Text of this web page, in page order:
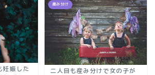
娠した
産み分け
二人目も産み分けで女の子が